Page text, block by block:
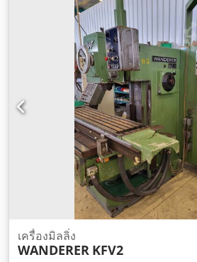
เครื่องมิลลิ่ง
WANDERER KFV2